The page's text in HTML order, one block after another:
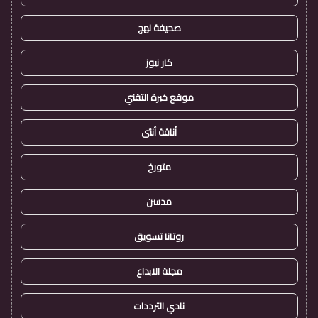
صحيفة نهج
كار نيوز
موقع خبرة التقني
أناقة أنثى
متورخ
مدسن
روتانا تسويق
مجلة الابداع
نادي الترددات